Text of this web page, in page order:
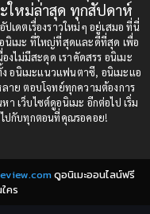
1985
1983
1981
1979
ใหม่ล่าสุด ทุกสัปดาห์
เดตเรื่องราวใหม่ๆ อยู่เสมอ ที่นี่
นิเมะ ที่ใหญ่ที่สุดและดีที่สุด เพื่อ
งไม่มีสะดุด เราคัดสรร อนิเมะ
อนิเมะแนวแฟนตาซี, อนิเมะแอ
าย ตอบโจทย์ทุกความต้องการ
า เว็บไซต์ดูอนิเมะ อีกต่อไป เริ่ม
ปกับทุกตอนที่คุณรอคอย!
ดูอนิเมะออนไลน์ฟรี
คร